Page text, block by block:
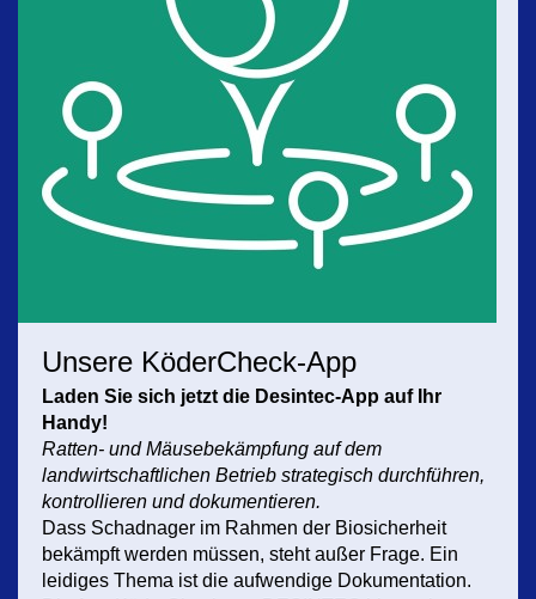
Unsere KöderCheck-App
Laden Sie sich jetzt die Desintec-App auf Ihr
Handy!
Ratten- und Mäusebekämpfung auf dem
landwirtschaftlichen Betrieb strategisch durchführen,
kontrollieren und dokumentieren.
Dass Schadnager im Rahmen der Biosicherheit
bekämpft werden müssen, steht außer Frage. Ein
leidiges Thema ist die aufwendige Dokumentation.